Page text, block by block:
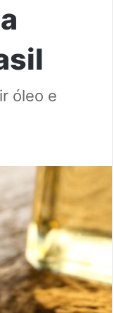
óleo e